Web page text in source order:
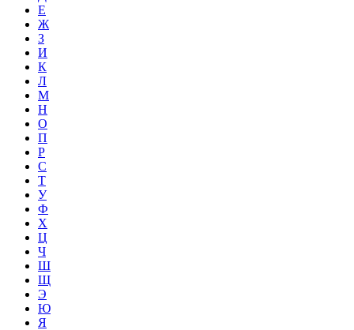
Е
Ж
З
И
К
Л
М
Н
О
П
Р
С
Т
У
Ф
Х
Ц
Ч
Ш
Щ
Э
Ю
Я